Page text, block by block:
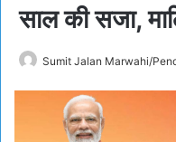
साल की सजा,
Sumit Jalan Marwahi/